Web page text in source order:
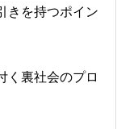
きを持つポイン
く裏社会のプロ